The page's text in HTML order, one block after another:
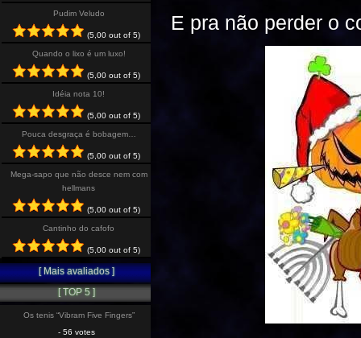
E pra não perder o
Pudim Veludo
(5,00 out of 5)
Quando o lixo é um luxo!
(5,00 out of 5)
Idéia nota 10!
(5,00 out of 5)
Pouca desgraça é bobagem…
(5,00 out of 5)
Mega-sapo que não desce nem com
hellmans
(5,00 out of 5)
Cantinho do cafofo
(5,00 out of 5)
[ Mais avaliados ]
[ TOP 5 ]
Os tenis “Vibram Five Fingers”
- 56 votes